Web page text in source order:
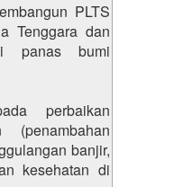
PLTS
Tenggara dan
panas bumi
perbaikan
(penambahan
banjir,
kesehatan di